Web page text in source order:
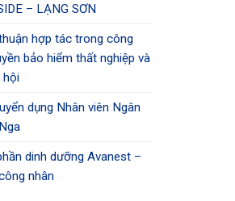
– LẠNG SƠN
hợp tác trong công
bảo hiểm thất nghiệp và
hội
dụng Nhân viên Ngân
dinh dưỡng Avanest –
nhân